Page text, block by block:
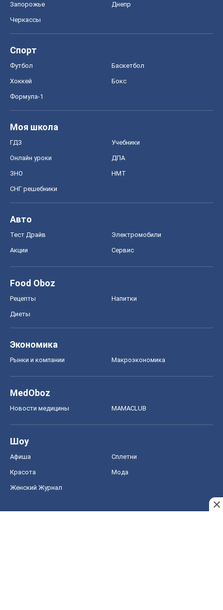
Запорожье Днепр
Черкассы
Спорт
Футбол Баскетбол
Хоккей Бокс
Формула-1
Моя школа
ГДЗ Учебники
Онлайн уроки ДПА
ЗНО НМТ
СНГ решебники
Авто
Тест Драйв Электромобили
Акции Сервис
Food Oboz
Рецепты Напитки
Диеты
Экономика
Рынки и компании Mакроэкономика
MedOboz
Новости медицины MAMACLUB
Шоу
Афиша Сплетни
Красота Мода
Женский Журнал